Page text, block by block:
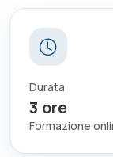
Durata
3 ore
Formazione